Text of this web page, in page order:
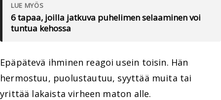
LUE MYÖS
6 tapaa, joilla jatkuva puhelimen selaaminen voi
tuntua kehossa
Epäpätevä ihminen reagoi usein toisin. Hän
hermostuu, puolustautuu, syyttää muita tai
yrittää lakaista virheen maton alle.